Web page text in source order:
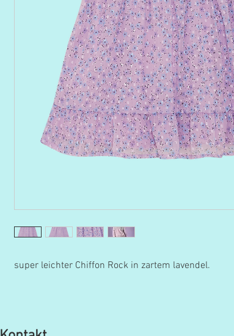
super leichter Chiffon Rock in zartem lavendel.